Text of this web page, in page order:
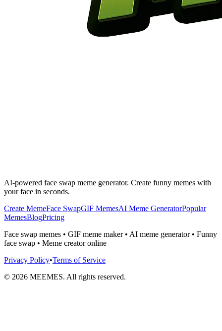
AI-powered face swap meme generator. Create funny memes with
your face in seconds.
Create MemeFace SwapGIF MemesAI Meme GeneratorPopular
MemesBlogPricing
Face swap memes • GIF meme maker • AI meme generator • Funny
face swap • Meme creator online
Privacy Policy•Terms of Service
© 2026 MEEMES. All rights reserved.